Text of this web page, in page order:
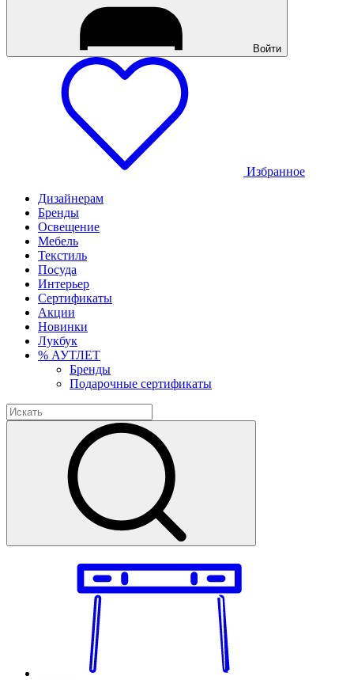
Войти
Избранное
Дизайнерам
Бренды
Освещение
Мебель
Текстиль
Посуда
Интерьер
Сертификаты
Акции
Новинки
Лукбук
% АУТЛЕТ
Бренды
Подарочные сертификаты